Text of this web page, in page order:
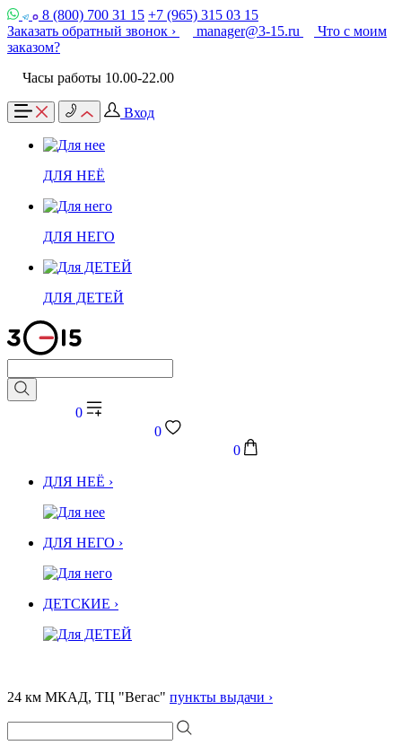
8 (800) 700 31 15 +7 (965) 315 03 15
Заказать обратный звонок ›
manager@3-15.ru
Что с моим
заказом?
Часы работы 10.00-22.00
Вход
ДЛЯ НЕЁ
ДЛЯ НЕГО
ДЛЯ ДЕТЕЙ
0
0
0
ДЛЯ НЕЁ ›
ДЛЯ НЕГО ›
ДЕТСКИЕ ›
24 км МКАД, ТЦ "Вегас" пункты выдачи ›